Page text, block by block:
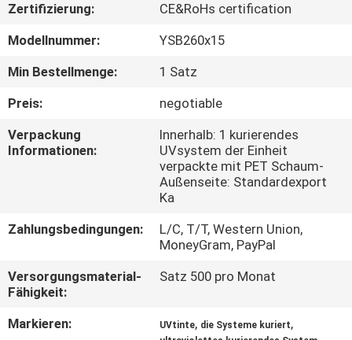
AUSFLUG
QUALITÄTSKONTROLLE
TRETEN
SIE
IN
NACHRICHTEN
Zertifizierung:
CE&RoHs certification
Modellnummer:
YSB260x15
Min Bestellmenge:
1 Satz
Preis:
negotiable
Verpackung
Informationen:
Innerhalb: 1 kurierendes
UVsystem der Einheit
verpackte mit PET Schaum-
Außenseite: Standardexport
Ka
Zahlungsbedingungen:
L/C, T/T, Western Union,
MoneyGram, PayPal
Versorgungsmaterial-
Fähigkeit:
Satz 500 pro Monat
Markieren: UVtinte, die Systeme kuriert,